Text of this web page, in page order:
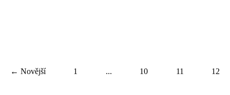
← Novější 1 ... 10 11 12